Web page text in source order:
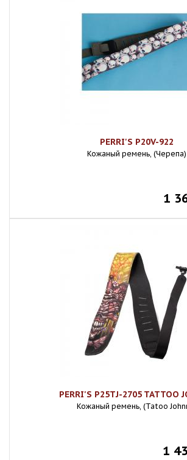
PERRI'S P20V-922
Кожаный ремень, (Черепа)
1
PERRI'S P25TJ-2705 TATTOO
Кожаный ремень, (Tatoo
1